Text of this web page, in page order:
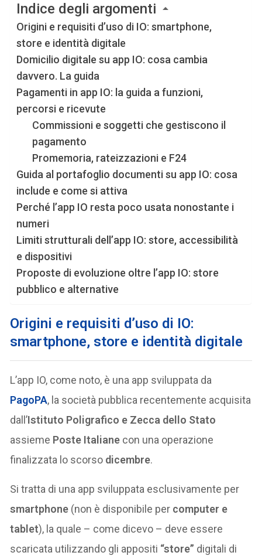
Indice degli argomenti
Origini e requisiti d’uso di IO: smartphone,
store e identità digitale
Domicilio digitale su app IO: cosa cambia
davvero. La guida
Pagamenti in app IO: la guida a funzioni,
percorsi e ricevute
Commissioni e soggetti che gestiscono il
pagamento
Promemoria, rateizzazioni e F24
Guida al portafoglio documenti su app IO: cosa
include e come si attiva
Perché l’app IO resta poco usata nonostante i
numeri
Limiti strutturali dell’app IO: store, accessibilità
e dispositivi
Proposte di evoluzione oltre l’app IO: store
pubblico e alternative
Origini e requisiti d’uso di IO:
smartphone, store e identità digitale
L’app IO, come noto, è una app sviluppata da
PagoPA, la società pubblica recentemente acquisita
dall’Istituto Poligrafico e Zecca dello Stato
assieme Poste Italiane con una operazione
finalizzata lo scorso dicembre.
Si tratta di una app sviluppata esclusivamente per
smartphone (non è disponibile per computer e
tablet), la quale – come dicevo – deve essere
scaricata utilizzando gli appositi “store” digitali di